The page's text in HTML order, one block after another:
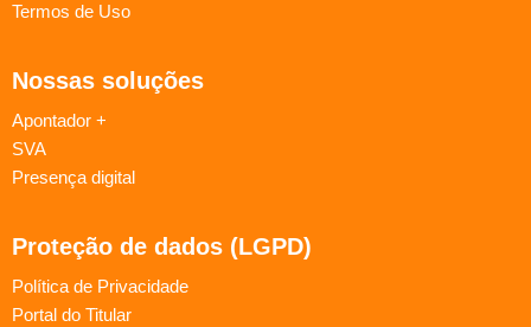
Termos de Uso
Nossas soluções
Apontador +
SVA
Presença digital
Proteção de dados (LGPD)
Política de Privacidade
Portal do Titular